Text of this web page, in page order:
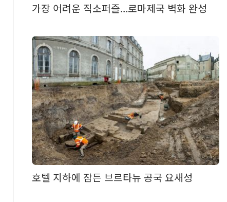
가장 어려운 직소퍼즐...로마제국 벽화 완성
호텔 지하에 잠든 브르타뉴 공국 요새성